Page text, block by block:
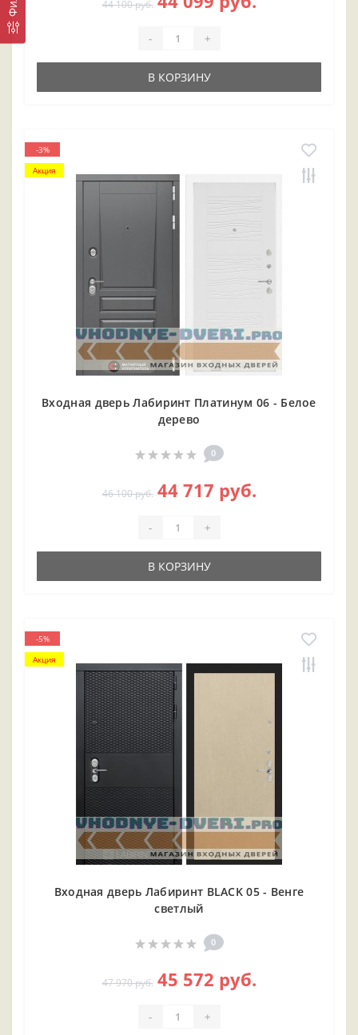
44 100 руб.
- +
В КОРЗИНУ
-3%
Акция
Входная дверь Лабиринт Платинум 06 - Белое
дерево
0
46 100 руб. 44 717 руб.
- +
В КОРЗИНУ
-5%
Акция
Входная дверь Лабиринт BLACK 05 - Венге
светлый
0
47 970 руб. 45 572 руб.
- +